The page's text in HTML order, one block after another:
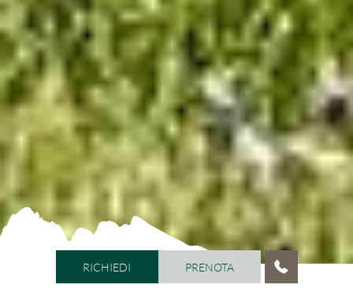
RICHIEDI
PRENOTA
RICHIEDI
PRENOTA